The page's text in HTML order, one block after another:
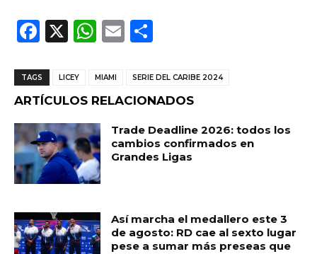
F
c
e
b
o
o
k
X
W
a
ts
A
p
p
E
ai
l
m
p
ar
ti
r
TAGS LICEY MIAMI SERIE DEL CARIBE 2024
ARTÍCULOS RELACIONADOS
Trade Deadline 2026: todos los
cambios confirmados en
Grandes Ligas
Así marcha el medallero este 3
de agosto: RD cae al sexto lugar
pese a sumar más preseas que